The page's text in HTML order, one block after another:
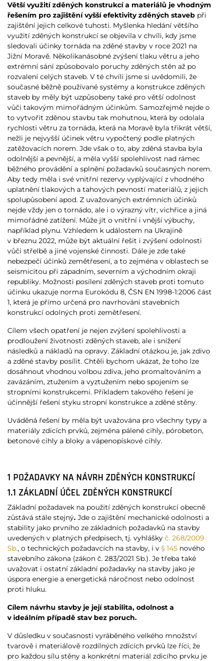
Větší využití zděných konstrukcí a materiálů je vhodným
řešením pro zajištění vyšší efektivity zděných staveb při
zajištění jejich celkové tuhosti. Myšlenka hledání většího
využití zděných konstrukcí se objevila v chvíli, kdy jsme
sledovali účinky tornáda na zděné stavby v roce 2021 na
Jižní Moravě. Několikanásobné zvýšení tlaku větru a jeho
extrémní sání způsobovalo poruchy zděných stěn až po
rozvalení celých staveb. V té chvíli jsme si uvědomili, že
současné běžně používané systémy a konstrukce zděných
staveb by měly být uzpůsobeny také pro větší odolnost
vůči takovým mimořádným účinkům. Samozřejmě nejde o
to vytvořit zděnou stavbu tak mohutnou, která by odolala
rychlosti větru za tornáda, která na Moravě byla třikrát větší,
nežli je nejvyšší účinek větru vypočtený podle platných
zatěžovacích norem. Jde však o to, aby zděná stavba byla
odolnější a pevnější, a měla vyšší spolehlivost nad rámec
běžného provádění a splnění požadavků současných norem.
Aby tedy měla i své vnitřní rezervy vyplývající z vhodného
uplatnění tlakových a tahových pevností materiálů, z jejich
spolupůsobení apod. Z uvažovaných extrémních účinků
nejde vždy jen o tornádo, ale i o výrazný vítr, vichřice a jiná
mimořádné zatížení. Může jít o vnitřní i vnější výbuchy,
například plynu. Vzhledem k událostem na Ukrajině
v březnu 2022, může být aktuální řešit i zvýšení odolnosti
vůči střelbě a jiné vojenské činnosti. Dále je zde také
nebezpečí účinků zemětřesení, a to zejména v oblastech se
seismicitou při západním, severním a východním okraji
republiky. Možnosti posílení zděných staveb proti tomuto
účinku ukazuje norma Eurokódu 8, ČSN EN 1998-1:2006 část
1, která je přímo určená pro navrhování stavebních
konstrukcí odolných proti zemětřesení.
Cílem všech opatření je nejen zvýšení spolehlivosti a
prodloužení životnosti zděných staveb, ale i snížení
následků a nákladů na opravy. Základní otázkou je, jak zdivo
a zděné stavby posílit. Chtěli bychom ukázat, že toho lze
dosáhnout vhodnou volbou zdiva, jeho promaltováním a
zavázáním, ztužením a vyztužením nebo spojením se
stropními konstrukcemi. Příkladem takového řešení je
účinnější řešení styku stropní konstrukce a zděné stěny.
Uváděná řešení by měla být uvažována pro všechny typy a
materiály zdicích prvků, zejména pálené cihly, pórobeton,
betonové cihly a bloky a vápenopískové cihly.
1 POŽADAVKY NA NÁVRH ZDĚNÝCH KONSTRUKCÍ
1.1 ZÁKLADNÍ ÚČEL ZDĚNÝCH KONSTRUKCÍ
Základní požadavek na použití zděných konstrukcí obecně
zůstává stále stejný. Jde o zajištění mechanické odolnosti a
stability jako prvního ze základních požadavků na stavby
uvedených v platných předpisech, tj. vyhlášky č. 268/2009
Sb., o technických požadavcích na stavby, i v § 145 nového
stavebního zákona (zákon č. 283/2021 Sb.). Je třeba také
uvažovat i ostatní základní požadavky na stavby jako je
úspora energie a energetická náročnost nebo odolnost
proti hluku.
Cílem návrhu stavby je její stabilita, odolnost a
v ideálním případě stav bez poruch.
V důsledku v současnosti vyráběného velkého množství
tvarově i materiálově rozdílných zdících prvků lze říci, že
pro každou sílu stěny a konkrétní materiál zdicího prvku je